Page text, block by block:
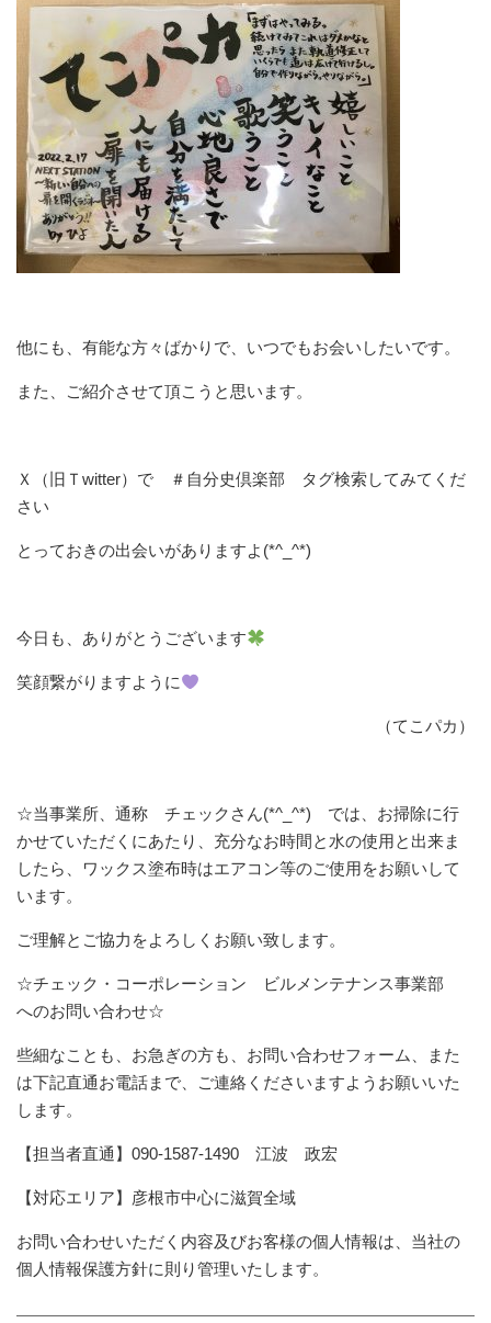
他にも、有能な方々ばかりで、いつでもお会いしたいです。
また、ご紹介させて頂こうと思います。
Ｘ（旧Ｔwitter）で ＃自分史倶楽部 タグ検索してみてくだ
さい
とっておきの出会いがありますよ(*^_^*)
今日も、ありがとうございます
笑顔繋がりますように
（てこパカ）
☆当事業所、通称 チェックさん(*^_^*) では、お掃除に行
かせていただくにあたり、充分なお時間と水の使用と出来ま
したら、ワックス塗布時はエアコン等のご使用をお願いして
います。
ご理解とご協力をよろしくお願い致します。
☆チェック・コーポレーション ビルメンテナンス事業部
へのお問い合わせ☆
些細なことも、お急ぎの方も、お問い合わせフォーム、また
は下記直通お電話まで、ご連絡くださいますようお願いいた
します。
【担当者直通】090-1587-1490 江波 政宏
【対応エリア】彦根市中心に滋賀全域
お問い合わせいただく内容及びお客様の個人情報は、当社の
個人情報保護方針に則り管理いたします。